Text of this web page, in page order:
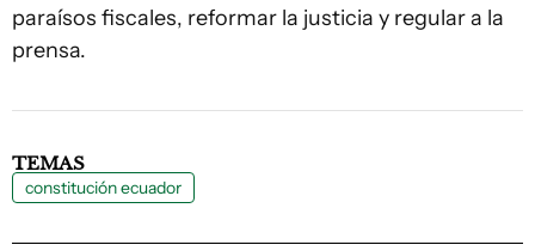
paraísos fiscales, reformar la justicia y regular a la
prensa.
TEMAS
constitución ecuador